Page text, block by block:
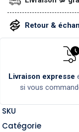
Retour &
Livraison expresse
si vous
SKU
Catégorie